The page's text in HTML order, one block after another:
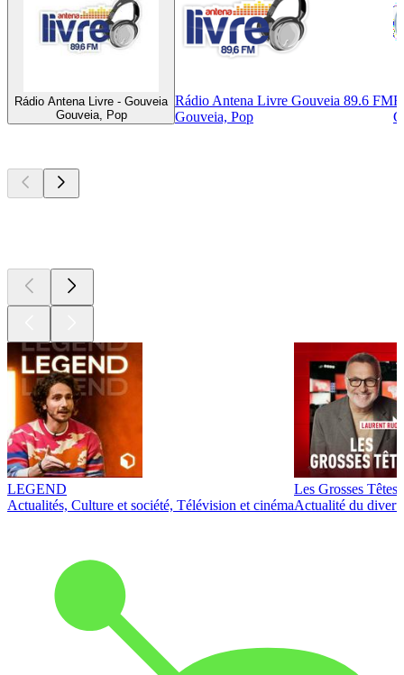
Rádio Antena Livre - Gouveia
Gouveia, Pop
Rádio Antena Livre Gouveia 89.6 FM
Gouveia, Pop
LEGEND
Actualités, Culture et société, Télévision et cinéma
Les Grosses Têtes
Actualité du